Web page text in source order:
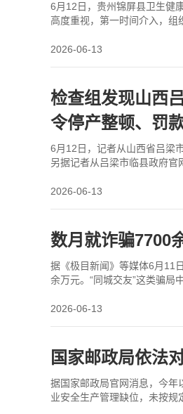
6月12日，贵州锦屏县卫生健
高度重视，第一时间介入，组
2026-06-13
检查组发现山西
令停产整顿、罚
6月12日，记者从山西省吕梁
另据记者从吕梁市临县政府
2026-06-13
数月就诈骗7700
据《极目新闻》等媒体6月11
余万元。“同城交友”这类骗局
2026-06-13
国家邮政局依法
据国家邮政局官网消息，今年
业安全生产管理缺位，未按规